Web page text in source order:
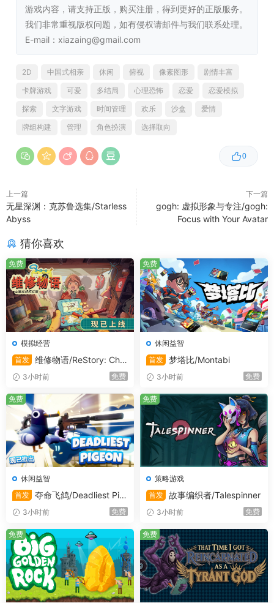
你的青梅竹马，长大后却因家境悬殊无法正视彼此的感情。
相亲认识的医生，恐婚的“大龄剩女”。(CV：若舞)
定制属于自己的“相亲简历”，用至多20个标签概括自己和对
勿轻信陌生人信息！
以前我看过许多影视剧和文学作品中的感情都深深触动着
我，仿佛其中有自己的影子。可是同时网络上也有很多视频
说：“每日一遍，防止早恋”。正好我亲自经历过世俗意义上
的几次相亲，颇有感悟：人生只有一次，婚姻也应该慎重选
择。所以如果可以在游戏中模拟约会，见家长，结婚的体
验，也算是获得间接经验了。抱着这样的初衷，我决定在结
束《中国式家长》的制作后，就把这种过程做成游戏。
成人内容描述
开发者对内容描述如下：
游戏中含有轻微不雅内容、咒骂、诅咒；饮酒或抽烟的暗
示；以及部分掩饰性裸露、暴露服装等
系统需求
Windows 系统最低配置
操作系统: Windows 10 or later
处理器: Intel CPU Core i5-2500K 3.3GHZ /AMD
游戏内容，请支持正版，购买注册，得到更好的正版服务。
我们非常重视版权问题，如有侵权请邮件与我们联系处理。
E-mail：xiazaing@gmail.com
0
2D 中国式相亲 休闲 俯视 像素图形
剧情丰富
卡牌游戏
可爱 多结局 心理恐怖 恋爱
恋爱模拟
探索
文字游戏 时间管理 欢乐 沙盒
爱情
牌组构建
管理 角色扮演 选择取向
上一篇
无星深渊：克苏鲁选集/Starless
Abyss
下一篇
gogh: 虚拟形象与专注/gogh:
Focus with Your Avatar
猜你喜欢
模拟经营
首发 维修物语/ReStory: Chill
Electronics Repairs
3小时前 免费
免费
休闲益智
首发 梦塔比/Montabi
3小时前 免费
免费
休闲益智
首发 夺命飞鸽/Deadliest Pig
eon3小时前 免费
免费
策略游戏
首发 故事编织者/Talespinner
3小时前 免费
免费
免费 免费